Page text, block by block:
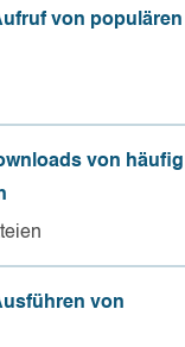
von populären
von häufig
von